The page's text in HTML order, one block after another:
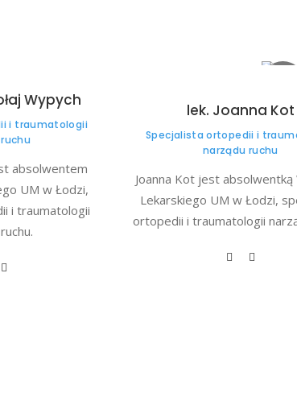
Wypych
i traumatologii
absolwentem
UM w Łodzi,
i traumatologii
lek. Joanna Kot
Specjalista ortopedii i
narządu ruchu
Joanna Kot jest absolwentką
Lekarskiego UM w Łodzi,
ortopedii i traumatologii